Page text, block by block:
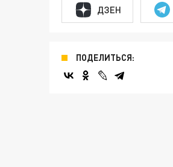
ДЗЕН
ПОДЕЛИТЬСЯ: